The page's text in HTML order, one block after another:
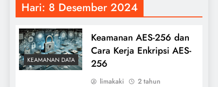
Hari: 8 Desember 2024
KEAMANAN DATA
Keamanan AES-256 dan
Cara Kerja Enkripsi AES-
256
limakaki
2 tahun